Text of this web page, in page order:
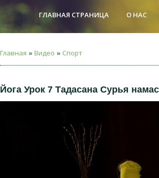
ГЛАВНАЯ СТРАНИЦА О НАС
Главная » Видео » Спорт
Йога Урок 7 Тадасана Сурья